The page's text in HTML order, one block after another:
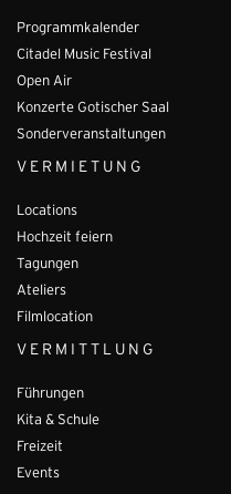
Programmkalender
Citadel Music Festival
Open Air
Konzerte Gotischer Saal
Sonderveranstaltungen
VERMIETUNG
Locations
Hochzeit feiern
Tagungen
Ateliers
Filmlocation
VERMITTLUNG
Führungen
Kita & Schule
Freizeit
Events